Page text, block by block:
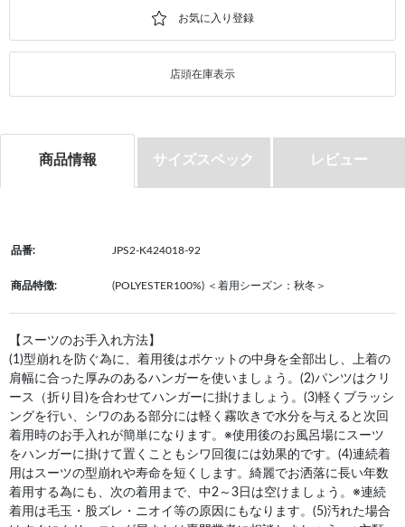
店頭在庫表示
商品情報 サイズスペック レビュー
品番: JPS2-K424018-92
商品特徴: (POLYESTER100%) ＜着用シーズン：秋冬＞
【スーツのお手入れ方法】
(1)型崩れを防ぐ為に、着用後はポケットの中身を全部出し、上着の
肩幅に合った厚みのあるハンガーを使いましょう。(2)パンツはクリ
ース（折り目)を合わせてハンガーに掛けましょう。(3)軽くブラッシ
ングを行い、シワのある部分には軽く霧吹きで水分を与えると次回
着用時のお手入れが簡単になります。※使用後のお風呂場にスーツ
をハンガーに掛けて置くこともシワ回復には効果的です。(4)連続着
用はスーツの型崩れや寿命を短くします。綺麗でお洒落に長い年数
着用する為にも、次の着用まで、中2～3日は空けましょう。※連続
着用は毛玉・股ズレ・ニオイ等の原因にもなります。(5)汚れた場合